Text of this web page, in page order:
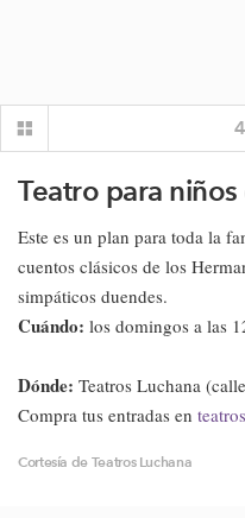
4
Teatro para
Este es un plan para toda la
cuentos clásicos de los
simpáticos duendes.
Cuándo: los domingos a las
Dónde: Teatros Luchana
Compra tus entradas en
Cortesía de Teatros Luchana